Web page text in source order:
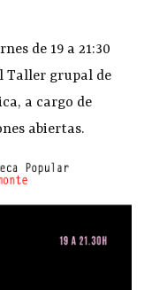
de 19 a 21:30
Taller grupal de
a cargo de
abiertas.